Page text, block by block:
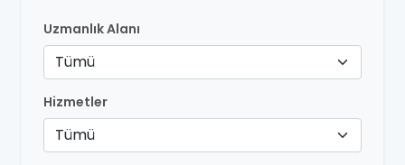
Uzmanlık Alanı
Tümü
Hizmetler
Tümü